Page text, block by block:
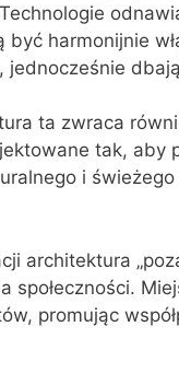
harmonijnie
ta zwraca
tak, aby
i
architektura
społeczności.
promując